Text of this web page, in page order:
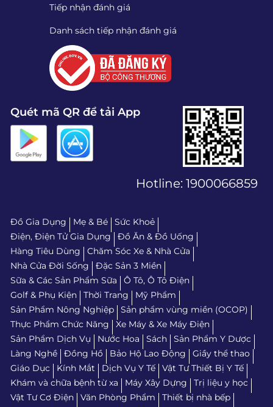
Tiếp nhận đánh giá
Danh sách tiếp nhận đánh giá
Quét mã QR để tải App
Hotline: 1900066859
Đồ Gia Dụng Mẹ & Bé
Sức Khoẻ
Điện, Điện Tử Gia Dụng
Đồ Ăn & Đồ Uống
Hàng Tiêu Dùng
Chăm Sóc Xe & Nhà Cửa
Nhà Cửa Đời Sống
Đặc Sản 3 Miền
Sữa & Các Sản Phẩm Sữa
Ô Tô, Ô Tô Điện
Golf & Phụ Kiện
Thời Trang
Mỹ Phẩm
Sản Phẩm Nông Nghiệp
Sản phẩm vùng miền (OCOP)
Thực Phẩm Chức Năng
Xe Máy & Xe Máy Điện
Sản Phẩm Dịch Vụ
Nước Hoa Sách
Sản Phẩm Y Dược
Làng Nghề
Đồng Hồ Bảo Hộ Lao Động
Giầy thể thao
Giáo Dục
Kính Mắt Dịch Vụ Y Tế
Vật Tư Thiết Bị Y Tế
Khám và chữa bệnh từ xa
Máy Xây Dựng
Trị liệu y học
Vật Tư Cơ Điện
Văn Phòng Phẩm
Thiết bị nhà bếp